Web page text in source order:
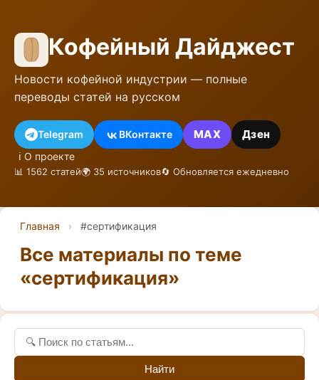
Кофейный Дайджест
Новости кофейной индустрии — полные
переводы статей на русском
Telegram ВКонтакте MAX Дзен
ℹ️ О проекте
📊 1562 статей🌍 35 источников🔄 Обновляется ежедневно
Главная › #сертификация
Все материалы по теме
«сертификация»
Найти